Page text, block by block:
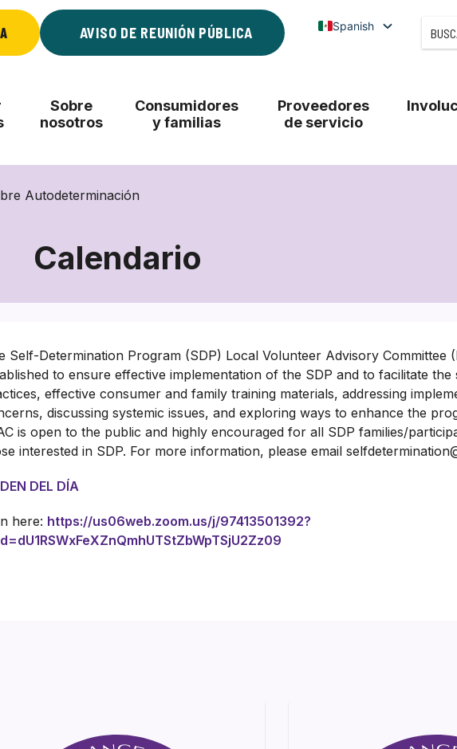
AVISO DE REUNIÓN PÚBLICA Spanish
Sobre
nosotros
Consumidores
y familias
Proveedores
de servicio
Autodeterminación
Calendario
Self-Determination Program (SDP) Local Volunteer Advisory Committee
to ensure effective implementation of the SDP and to facilitate
effective consumer and family training materials, addressing
discussing systemic issues, and exploring ways to enhance the
is open to the public and highly encouraged for all SDP families/
interested in SDP. For more information, please email
DEL DÍA
here: https://us06web.zoom.us/j/97413501392?